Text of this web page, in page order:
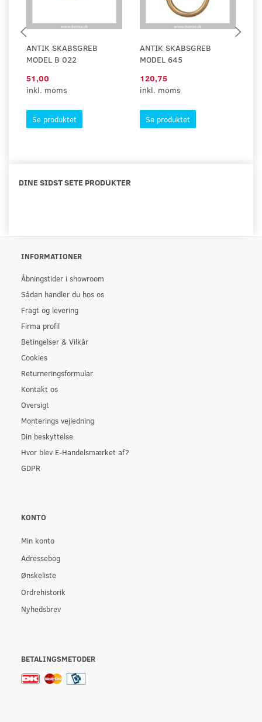
ANTIK SKABSGREB
MODEL B 022
51,00
inkl. moms
Se produktet
ANTIK SKABSGREB
MODEL 645
120,75
inkl. moms
Se produktet
DINE SIDST SETE PRODUKTER
INFORMATIONER
Åbningstider i showroom
Sådan handler du hos os
Fragt og levering
Firma profil
Betingelser & Vilkår
Cookies
Returneringsformular
Kontakt os
Oversigt
Monterings vejledning
Din beskyttelse
Hvor blev E-Handelsmærket af?
GDPR
KONTO
Min konto
Adressebog
Ønskeliste
Ordrehistorik
Nyhedsbrev
BETALINGSMETODER